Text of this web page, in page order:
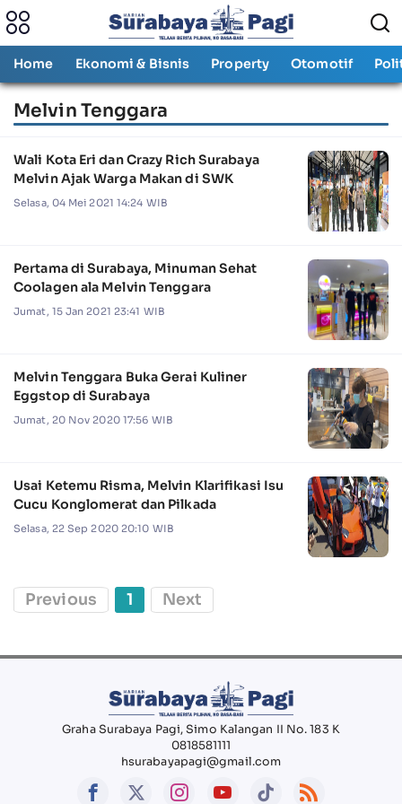
Home Ekonomi & Bisnis Property Otomotif
Melvin Tenggara
Wali Kota Eri dan Crazy Rich Surabaya
Melvin Ajak Warga Makan di SWK
Selasa, 04 Mei 2021 14:24 WIB
Pertama di Surabaya, Minuman Sehat
Coolagen ala Melvin Tenggara
Jumat, 15 Jan 2021 23:41 WIB
Melvin Tenggara Buka Gerai Kuliner
Eggstop di Surabaya
Jumat, 20 Nov 2020 17:56 WIB
Usai Ketemu Risma, Melvin Klarifikasi Isu
Cucu Konglomerat dan Pilkada
Selasa, 22 Sep 2020 20:10 WIB
Previous 1 Next
Graha Surabaya Pagi, Simo Kalangan II No. 183 K
0818581111
hsurabayapagi@gmail.com